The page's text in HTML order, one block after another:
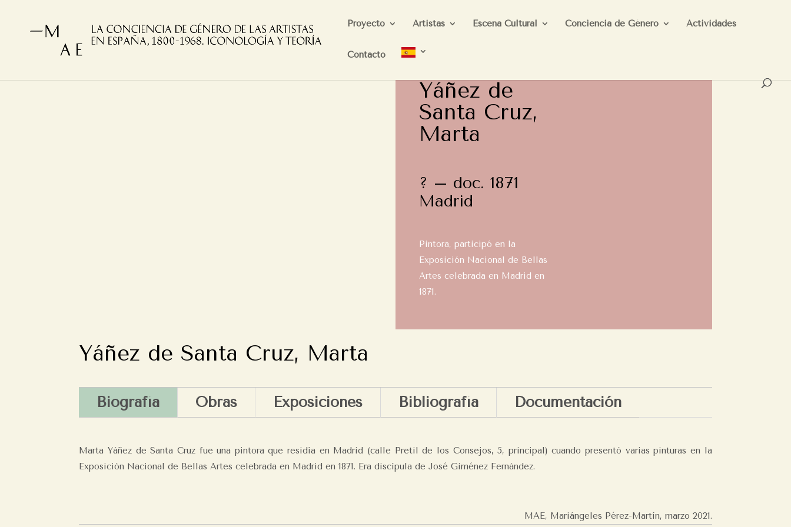
Proyecto Artistas Escena Cultural Conciencia de Género Actividades
Contacto
Yáñez de
Santa Cruz,
Marta
? – doc. 1871
Madrid
Pintora, participó en la
Exposición Nacional de Bellas
Artes celebrada en Madrid en
1871.
Yáñez de Santa Cruz, Marta
Biografía Obras Exposiciones Bibliografía Documentación
Marta Yáñez de Santa Cruz fue una pintora que residía en Madrid (calle Pretil de los Consejos, 5, principal) cuando presentó varias pinturas en la
Exposición Nacional de Bellas Artes celebrada en Madrid en 1871. Era discípula de José Giménez Fernández.
MAE, Mariángeles Pérez-Martín, marzo 2021.